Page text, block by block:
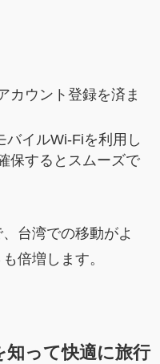
カウント登録を済ま
バイルWi-Fiを利用し
保するとスムーズで
台湾での移動がよ
倍増します。
知って快適に旅行